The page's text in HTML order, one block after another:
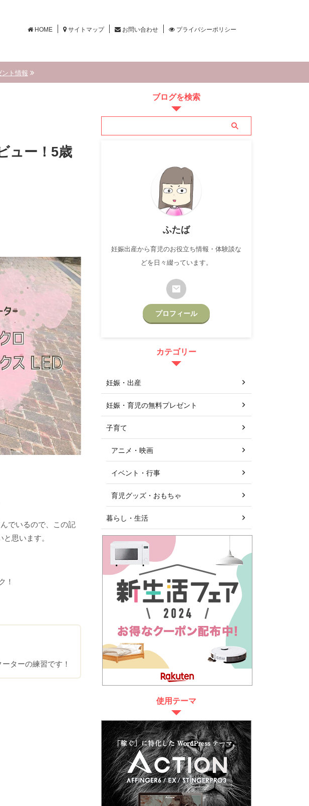
HOME サイトマップ お問い合わせ プライバシーポリシー
ト情報
ュー！5歳
でいるので、この記
思います。
！
ターの練習です！
ブログを検索
ふたば
妊娠出産から育児のお役立ち情報・体験談な
どを日々綴っています。
プロフィール
カテゴリー
妊娠・出産
妊娠・育児の無料プレゼント
子育て
アニメ・映画
イベント・行事
育児グッズ・おもちゃ
暮らし・生活
使用テーマ